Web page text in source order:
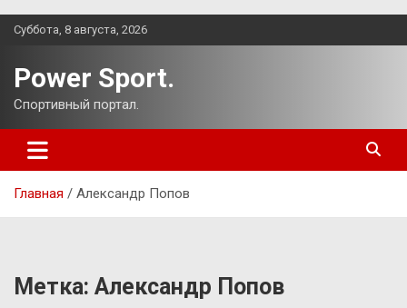
Перейти
Суббота, 8 августа, 2026
Power Sport.
Спортивный портал.
Главная Александр Попов
Метка: Александр Попов